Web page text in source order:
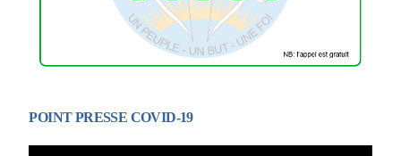
POINT PRESSE COVID-19